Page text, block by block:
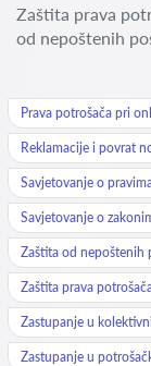
Zaštita prava
od nepoštenih
Prava potrošača pri
Reklamacije i povrat
Savjetovanje o
Savjetovanje o
Zaštita od nepoštenih
Zaštita prava
Zastupanje u
Zastupanje u